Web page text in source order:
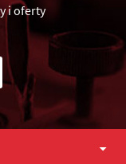
i oferty